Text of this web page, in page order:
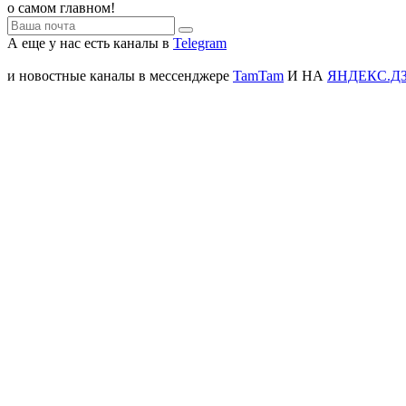
о самом главном!
А еще у нас есть каналы в Telegram
и новостные каналы в мессенджере TamTam И НА